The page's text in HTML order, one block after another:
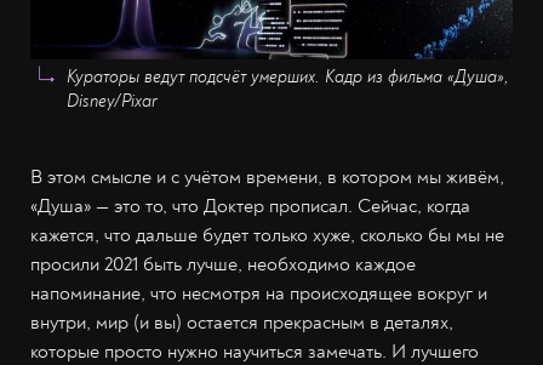
Кураторы ведут подсчёт умерших. Кадр из фильма «Душа»,
Disney/Pixar
В этом смысле и с учётом времени, в котором мы живём,
«Душа» — это то, что Доктер прописал. Сейчас, когда
кажется, что дальше будет только хуже, сколько бы мы не
просили 2021 быть лучше, необходимо каждое
напоминание, что несмотря на происходящее вокруг и
внутри, мир (и вы) остается прекрасным в деталях,
которые просто нужно научиться замечать. И лучшего